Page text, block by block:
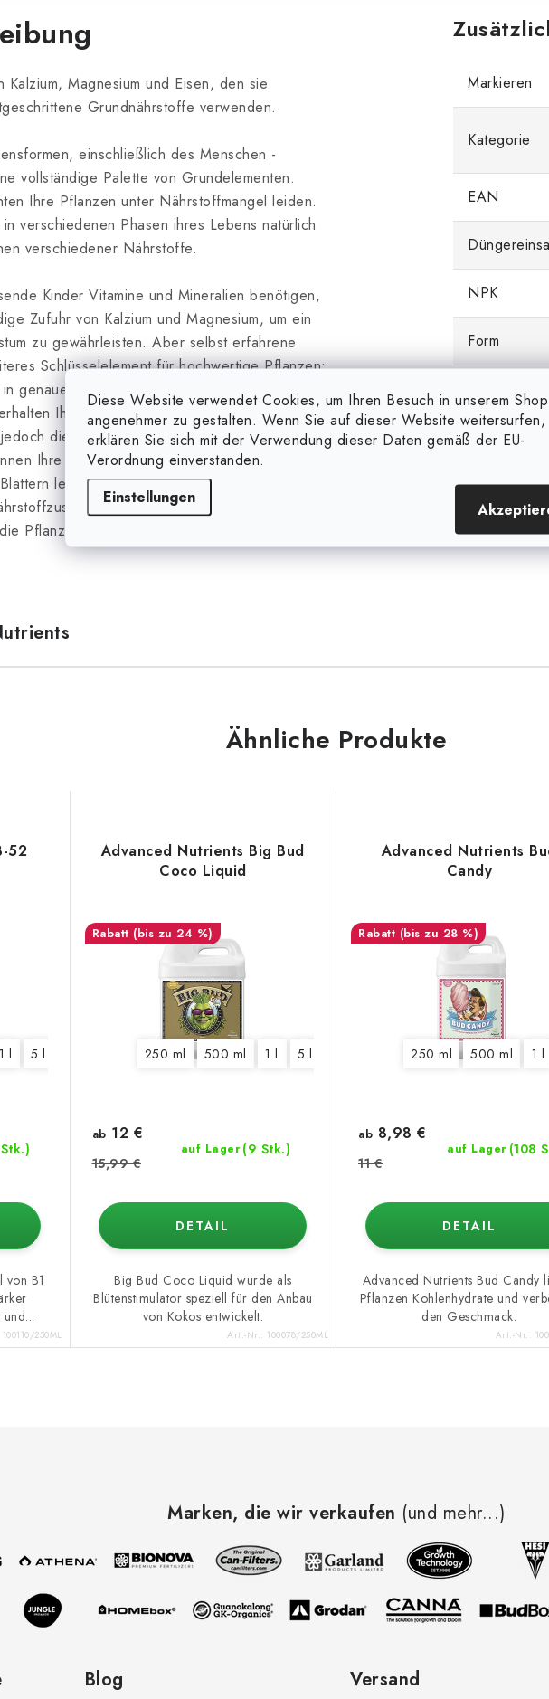
Diese Website verwendet Cookies, um Ihren Besuch in unserem Shop
angenehmer zu gestalten. Wenn Sie auf dieser Website weitersurfen,
erklären Sie sich mit der Verwendung dieser Daten gemäß der EU-
Verordnung einverstanden.
Einstellungen
Magnesium und Eisen, den sie
Grundnährstoffe verwenden.
einschließlich des Menschen -
vollständige Palette von Grundelementen.
Ihre Pflanzen unter Nährstoffmangel leiden.
verschiedenen Phasen ihres Lebens natürlich
verschiedener Nährstoffe.
Kinder Vitamine und Mineralien benötigen,
Zufuhr von Kalzium und Magnesium, um ein
zu gewährleisten. Aber selbst erfahrene
Schlüsselelement für hochwertige Pflanzen:
genauen Verhältnissen. Wenn Sie unsere
Ihre Pflanzen bereits die richtige Menge
die Grundnährstoffe unserer
Ihre Pflanzen unter verlangsamtem
leiden. In diesem Fall verwenden Sie
der mit einem Verhältnis von Ca,
Pflanzen benötigen.
Markieren
Kategorie
EAN
NPK
Form
Düngertyp
Ähnliche Produkte
52
1 l 5 l
B1
100110/250ML
Advanced Nutrients Big Bud
Coco Liquid
(bis zu 24 %)
250 ml 500 ml 1 l 5 l
auf Lager (9 Stk.)
ab 12 €
15,99 €
DETAIL
Big Bud Coco Liquid wurde als
Blütenstimulator speziell für den Anbau
von Kokos entwickelt.
Art.-Nr.: 100078/250ML
Advanced Nutrients
Candy
(bis zu 28 %)
250 ml 500 ml 1 l
auf Lager (108
ab 8,98 €
11 €
DETAIL
Advanced Nutrients Bud Candy
Pflanzen Kohlenhydrate und
den Geschmack.
Art.-Nr.:
Marken, die wir verkaufen (und mehr...)
Blog Versand